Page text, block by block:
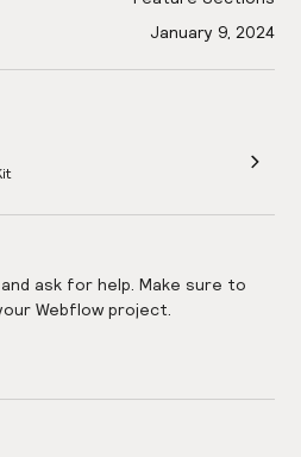
January 9, 2024
ask for help. Make sure to
Webflow project.